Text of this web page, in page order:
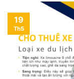
19
Th5